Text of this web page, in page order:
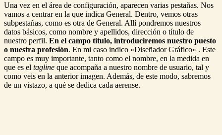
Una vez en el área de configuración, aparecen varias pestañas. Nos
vamos a centrar en la que indica General. Dentro, vemos otras
subpestañas, como es otra de General. Allí pondremos nuestros
datos básicos, como nombre y apellidos, dirección o título de
nuestro perfil. En el campo título, introduciremos nuestro puesto
o nuestra profesión. En mi caso indico «Diseñador Gráfico» . Este
campo es muy importante, tanto como el nombre, en la medida en
que es el tagline que acompaña a nuestro nombre de usuario, tal y
como veis en la anterior imagen. Además, de este modo, sabremos
de un vistazo, a qué se dedica cada aerense.